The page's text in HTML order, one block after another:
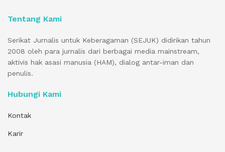
Tentang Kami
Serikat Jurnalis untuk Keberagaman (SEJUK) didirikan tahun
2008 oleh para jurnalis dari berbagai media mainstream,
aktivis hak asasi manusia (HAM), dialog antar-iman dan
penulis.
Hubungi Kami
Kontak
Karir